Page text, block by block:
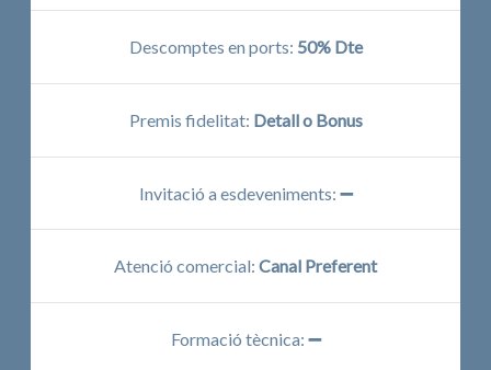
Descomptes en ports: 50% Dte
Premis fidelitat: Detall o Bonus
Invitació a esdeveniments: ➖
Atenció comercial: Canal Preferent
Formació tècnica: ➖